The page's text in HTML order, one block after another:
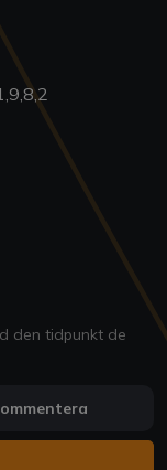
den tidpunkt de